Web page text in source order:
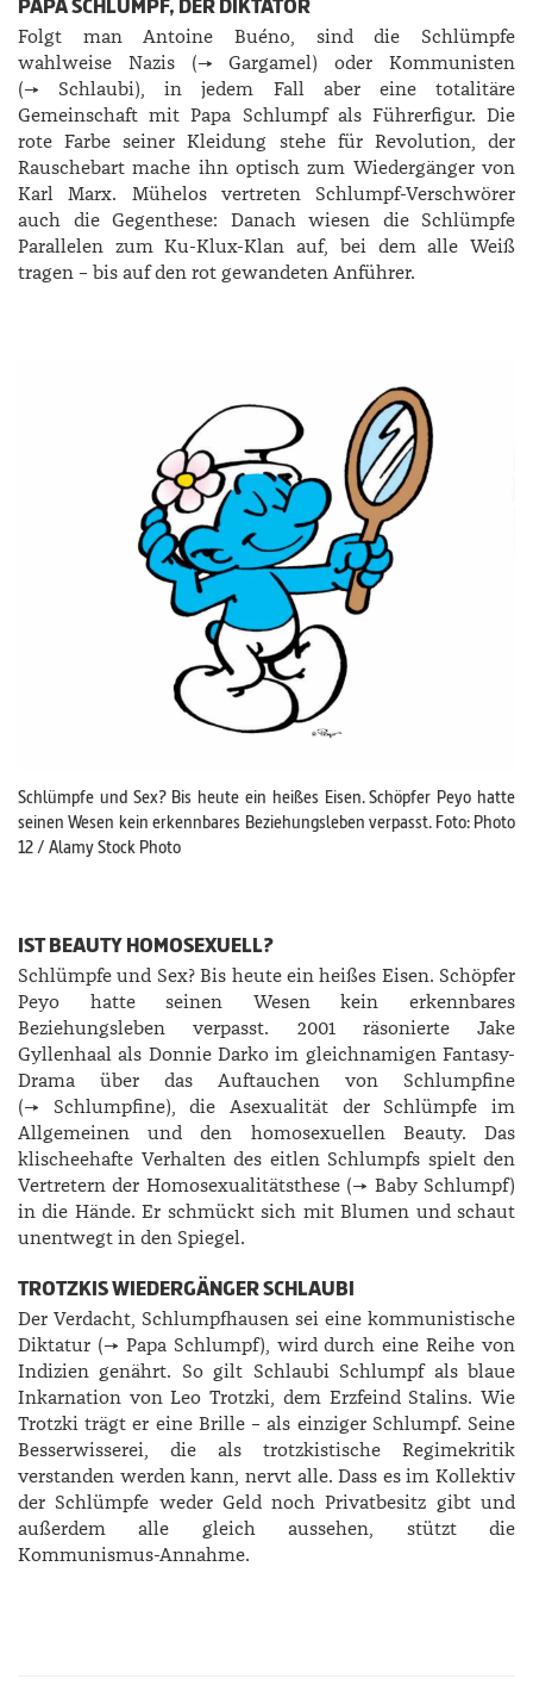
Folgt man Antoine Buéno, sind die Schlümpfe
wahlweise Nazis (→ Gargamel) oder Kommunisten
(→ Schlaubi), in jedem Fall aber eine totalitäre
Gemeinschaft mit Papa Schlumpf als Führerfigur. Die
rote Farbe seiner Kleidung stehe für Revolution, der
Rauschebart mache ihn optisch zum Wiedergänger von
Karl Marx. Mühelos vertreten Schlumpf-Verschwörer
auch die Gegenthese: Danach wiesen die Schlümpfe
Parallelen zum Ku-Klux-Klan auf, bei dem alle Weiß
tragen – bis auf den rot gewandeten Anführer.
Schlümpfe und Sex? Bis heute ein heißes Eisen. Schöpfer Peyo hatte
seinen Wesen kein erkennbares Beziehungsleben verpasst. Foto: Photo
12 / Alamy Stock Photo
IST BEAUTY HOMOSEXUELL?
Schlümpfe und Sex? Bis heute ein heißes Eisen. Schöpfer
Peyo hatte seinen Wesen kein erkennbares
Beziehungsleben verpasst. 2001 räsonierte Jake
Gyllenhaal als Donnie Darko im gleichnamigen Fantasy-
Drama über das Auftauchen von Schlumpfine
(→ Schlumpfine), die Asexualität der Schlümpfe im
Allgemeinen und den homosexuellen Beauty. Das
klischeehafte Verhalten des eitlen Schlumpfs spielt den
Vertretern der Homosexualitätsthese (→ Baby Schlumpf)
in die Hände. Er schmückt sich mit Blumen und schaut
unentwegt in den Spiegel.
TROTZKIS WIEDERGÄNGER SCHLAUBI
Der Verdacht, Schlumpfhausen sei eine kommunistische
Diktatur (→ Papa Schlumpf), wird durch eine Reihe von
Indizien genährt. So gilt Schlaubi Schlumpf als blaue
Inkarnation von Leo Trotzki, dem Erzfeind Stalins. Wie
Trotzki trägt er eine Brille – als einziger Schlumpf. Seine
Besserwisserei, die als trotzkistische Regimekritik
verstanden werden kann, nervt alle. Dass es im Kollektiv
der Schlümpfe weder Geld noch Privatbesitz gibt und
außerdem alle gleich aussehen, stützt die
Kommunismus-Annahme.